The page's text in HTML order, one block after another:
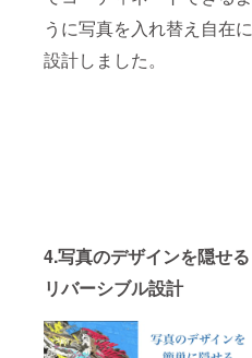
うに写真を入れ替え自在に
設計しました。
4.写真のデザインを隠せる
リバーシブル設計